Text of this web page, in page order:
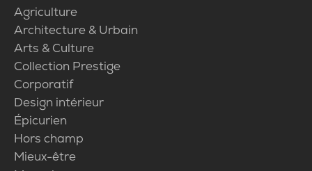
Agriculture
Architecture & Urbain
Arts & Culture
Collection Prestige
Corporatif
Design intérieur
Épicurien
Hors champ
Mieux-être